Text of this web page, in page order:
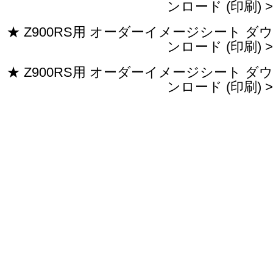
ンロード (印刷) >
★ Z900RS用 オーダーイメージシート ダウ
ンロード (印刷) >
★ Z900RS用 オーダーイメージシート ダウ
ンロード (印刷) >